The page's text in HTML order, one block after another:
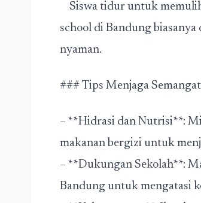
Siswa tidur untuk
school di Bandung
nyaman.
### Tips Menjaga
– **Hidrasi dan Nutrisi**:
makanan bergizi untuk
– **Dukungan Sekolah**:
Bandung untuk mengatasi